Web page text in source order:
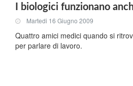
I biologici funzionano
Martedi 16 Giugno 2009
Quattro amici medici quando si
per parlare di lavoro.